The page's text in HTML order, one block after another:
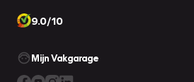
9.0/10
Mijn Vakgarage